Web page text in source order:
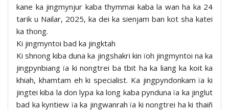
kane ka jingmynjur kaba thymmai kaba la wan ha ka 24
tarik u Nailar, 2025, ka dei ka sienjam ban kot sha katei
ka thong.
Ki jingmyntoi bad ka jingktah
Ki shnong kiba duna ka jingshakri kin ïoh jingmyntoi na ka
jingpynbiang ïa ki nongtrei ba tbit ha ka liang ka koit ka
khiah, khamtam eh ki specialist. Ka jingpyndonkam ïa ki
jingtei kiba la don lypa ka long kaba pynduna ïa ka jinglut
bad ka kyntiew ïa ka jingwanrah ïa ki nongtrei ha ki thaiñ